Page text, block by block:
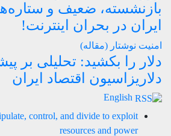
بازنشسته، ضعیف و
ایران در بحران اینترنت!
امنیت نوشتار (مقاله)
دلار را بکشید: تحلیلی بر
دلاریزاسیون اقتصاد ایران
English
control, and divide to exploit
resources and power